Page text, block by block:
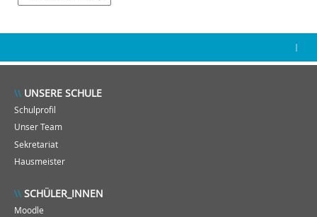
|
UNSERE SCHULE
Schulprofil
Unser Team
Sekretariat
Hausmeister
SCHÜLER_INNEN
Moodle